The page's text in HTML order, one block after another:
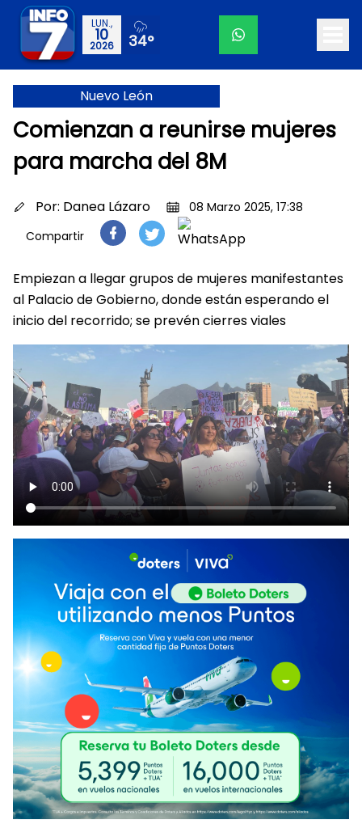
LUN.,
10
2026 34°
Nuevo León
Comienzan a reunirse mujeres
para marcha del 8M
Por: Danea Lázaro
08 Marzo 2025, 17:38
Compartir
Empiezan a llegar grupos de mujeres manifestantes
al Palacio de Gobierno, donde están esperando el
inicio del recorrido; se prevén cierres viales